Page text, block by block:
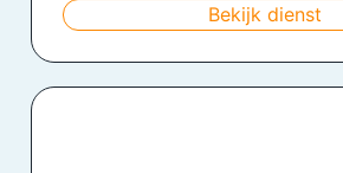
Bekijk dienst